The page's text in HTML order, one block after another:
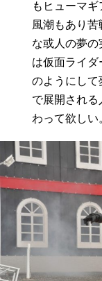
もヒューマ
風潮もあり
な或人の夢の
は仮面ライ
のようにして
で展開され
わって欲しい